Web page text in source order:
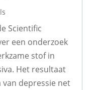
Scientific
een onderzoek
stof in
Het resultaat
depressie net